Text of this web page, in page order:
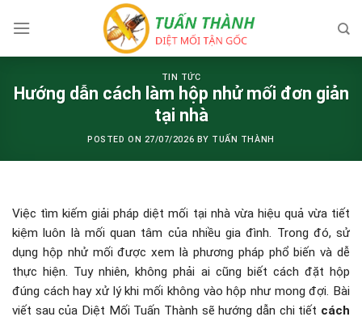
TIN TỨC
Hướng dẫn cách làm hộp nhử mối đơn giản
tại nhà
POSTED ON 27/07/2026 BY TUẤN THÀNH
Việc tìm kiếm giải pháp diệt mối tại nhà vừa hiệu quả vừa tiết
kiệm luôn là mối quan tâm của nhiều gia đình. Trong đó, sử
dụng hộp nhử mối được xem là phương pháp phổ biến và dễ
thực hiện. Tuy nhiên, không phải ai cũng biết cách đặt hộp
đúng cách hay xử lý khi mối không vào hộp như mong đợi. Bài
viết sau của Diệt Mối Tuấn Thành sẽ hướng dẫn chi tiết cách